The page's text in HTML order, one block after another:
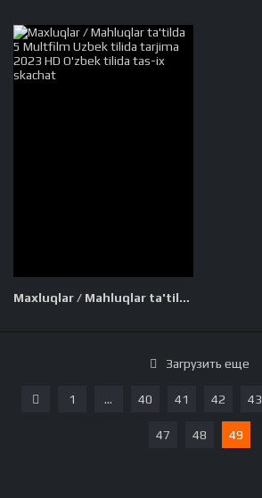
Maxluqlar / Mahluqlar ta'tilda 5 Multfilm Uzbek tilida tarjima 2023 HD O'zbek tilida tas-ix skachat
Загрузить еще
1 ... 40 41 42 43
47 48 49